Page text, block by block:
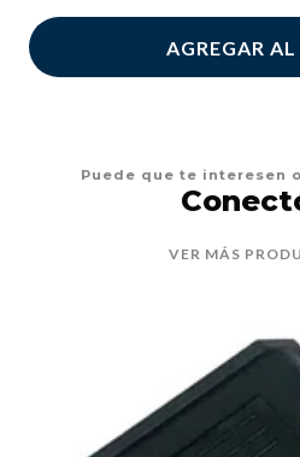
AGREGAR
Puede que te interesen
VER MÁS